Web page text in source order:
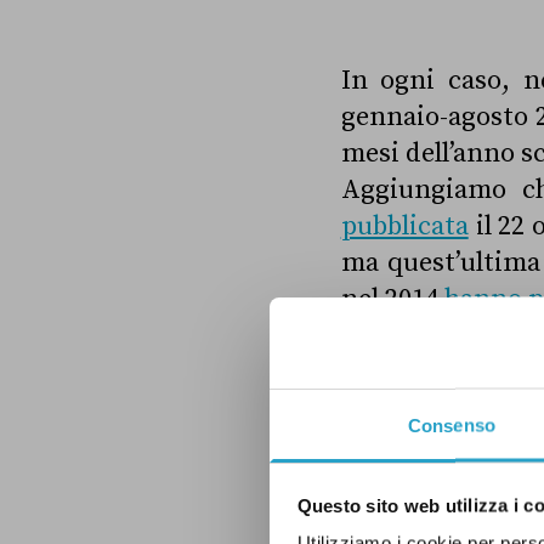
Consenso
Questo sito web utilizza i
In ogni caso,
gennaio-agosto
mesi dell’anno
Aggiungiamo
pubblicatail 22
ma
nel 2014hanno
stessi mesi del